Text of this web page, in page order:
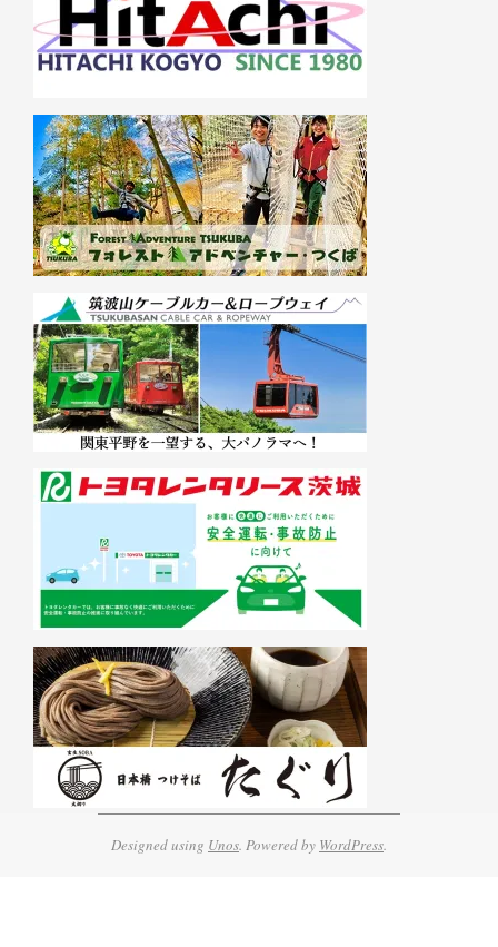
Designed using Unos. Powered by WordPress.